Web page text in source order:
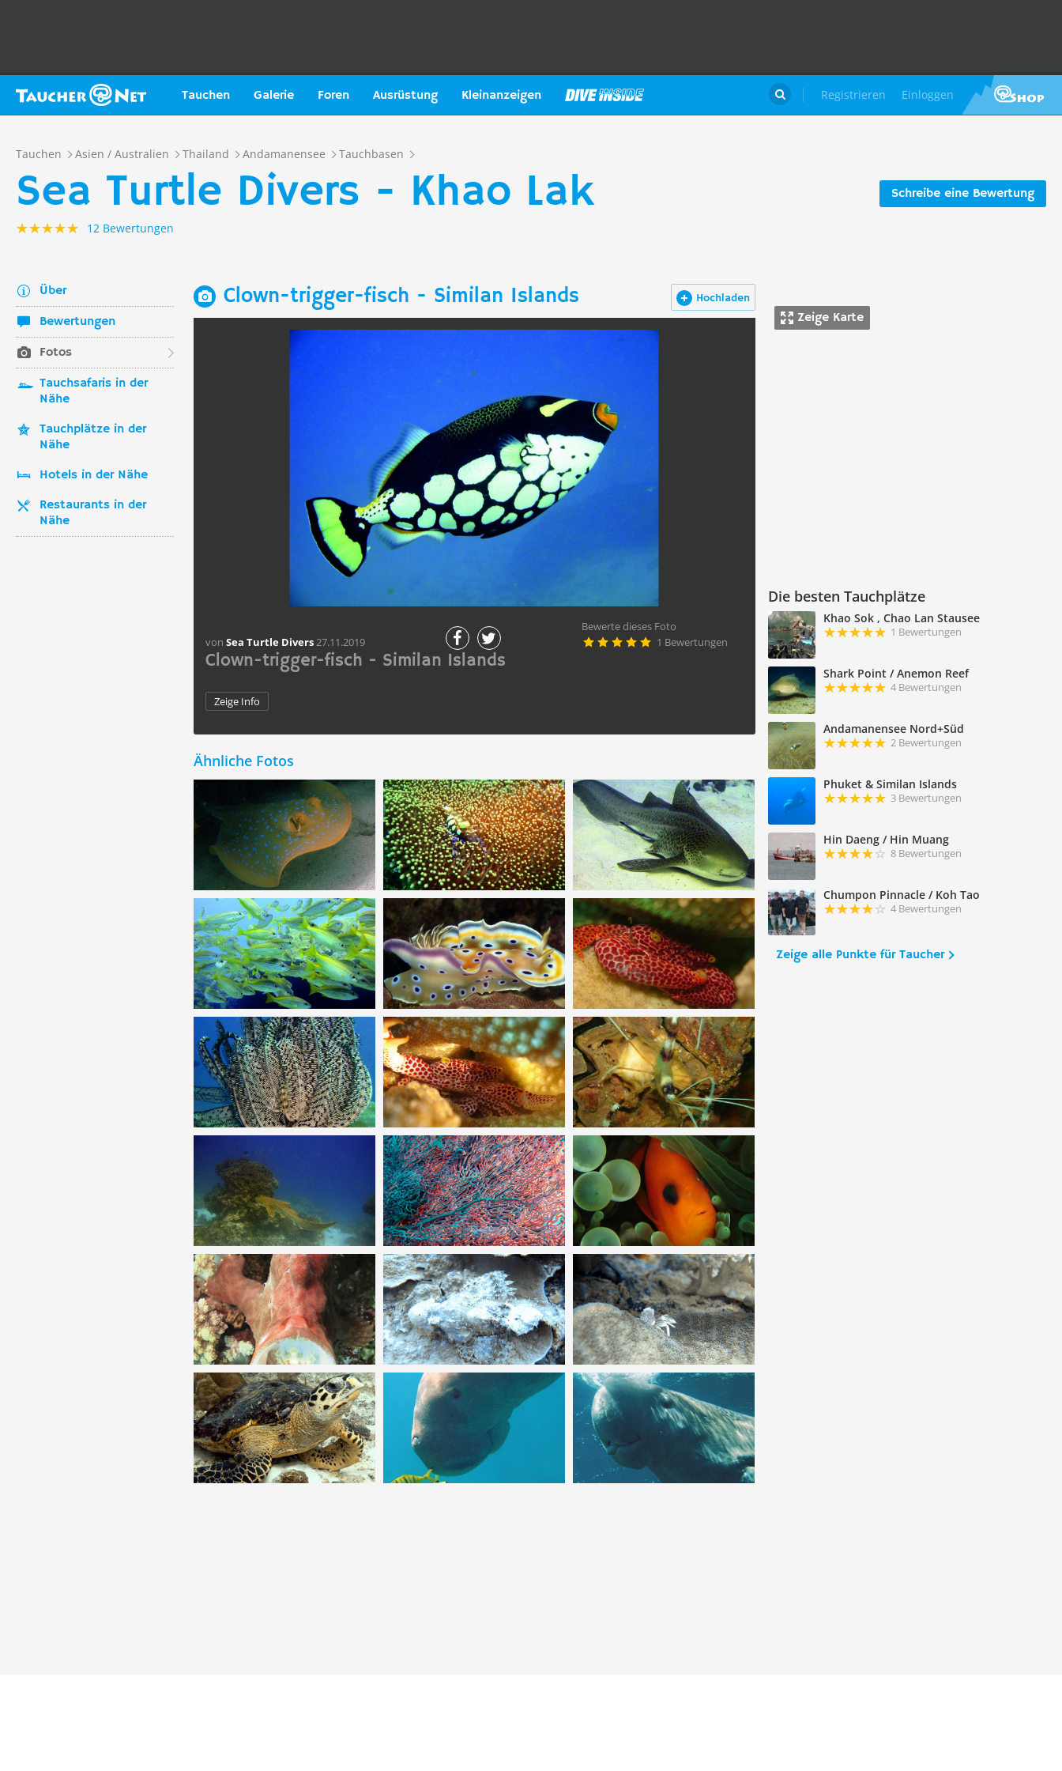
Tauchen Galerie Foren Ausrüstung Kleinanzeigen Registrieren Einloggen

Tauchen Asien / Australien Thailand Andamanensee Tauchbasen
Schreibe eine Bewertung
Sea Turtle Divers - Khao Lak
12 Bewertungen
Über
Bewertungen
Fotos
Tauchsafaris in der
Nähe
Tauchplätze in der
Nähe
Hotels in der Nähe
Restaurants in der
Nähe
Zeige Karte
Die besten Tauchplätze
Khao Sok , Chao Lan Stausee
1 Bewertungen
Shark Point / Anemon Reef
4 Bewertungen
Andamanensee Nord+Süd
2 Bewertungen
Phuket & Similan Islands
3 Bewertungen
Hin Daeng / Hin Muang
8 Bewertungen
Chumpon Pinnacle / Koh Tao
4 Bewertungen
Zeige alle Punkte für Taucher
Hochladen
Clown-trigger-fisch - Similan Islands
von Sea Turtle Divers27.11.2019
Bewerte dieses Foto
     1 Bewertungen
Clown-trigger-fisch - Similan Islands
Zeige Info
Ähnliche Fotos